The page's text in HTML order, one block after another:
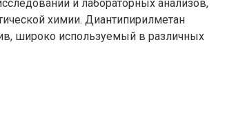
и лабораторных анализов,
химии. Диантипирилметан
широко используемый в различных